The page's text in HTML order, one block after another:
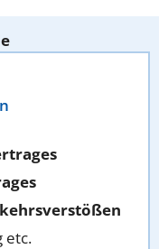
etc.